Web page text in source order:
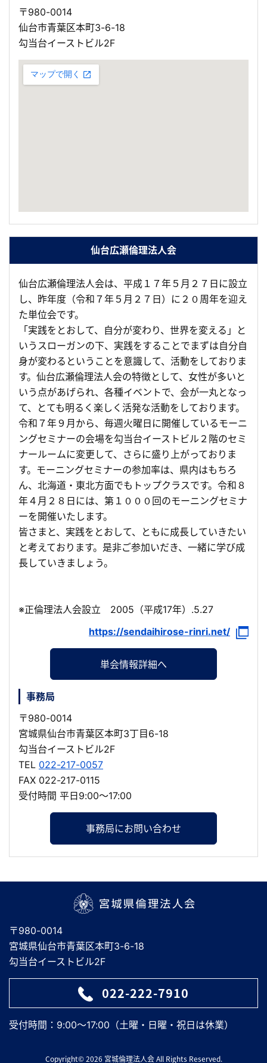
〒980-0014
仙台市青葉区本町3-6-18
勾当台イーストビル2F
仙台広瀬倫理法人会
仙台広瀬倫理法人会は、平成１７年５月２７日に設立
し、昨年度（令和７年５月２７日）に２０周年を迎え
た単位会です。
「実践をとおして、自分が変わり、世界を変える」と
いうスローガンの下、実践をすることでまずは自分自
身が変わるということを意識して、活動をしておりま
す。仙台広瀬倫理法人会の特徴として、女性が多いと
いう点があげられ、各種イベントで、会が一丸となっ
て、とても明るく楽しく活発な活動をしております。
令和７年９月から、毎週火曜日に開催しているモーニ
ングセミナーの会場を勾当台イーストビル２階のセミ
ナールームに変更して、さらに盛り上がっておりま
す。モーニングセミナーの参加率は、県内はもちろ
ん、北海道・東北方面でもトップクラスです。令和８
年４月２８日には、第１０００回のモーニングセミナ
ーを開催いたします。
皆さまと、実践をとおして、ともに成長していきたい
と考えております。是非ご参加いだき、一緒に学び成
長していきましょう。
※正倫理法人会設立 2005（平成17年）.5.27
https://sendaihirose-rinri.net/
単会情報詳細へ
事務局
〒980-0014
宮城県仙台市青葉区本町3丁目6-18
勾当台イーストビル2F
TEL 022-217-0057
FAX 022-217-0115
受付時間 平日9:00～17:00
事務局にお問い合わせ
〒980-0014
宮城県仙台市青葉区本町3-6-18
勾当台イーストビル2F
022-222-7910
受付時間：9:00～17:00（土曜・日曜・祝日は休業）
Copyright© 2026 宮城倫理法人会 All Rights Reserved.